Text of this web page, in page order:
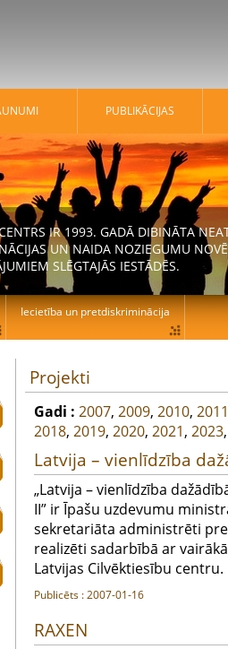
Projekti
Gadi : 2007, 2009, 2010, 2011
2018, 2019, 2020, 2021, 2023
Latvija – vienlīdzība
„Latvija – vienlīdzība
II” ir Īpašu uzdevumu
sekretariāta administrēti
realizēti sadarbībā ar
Latvijas Cilvēktiesību
Publicēts : 2007-01-16
RAXEN
PUBLIKĀCIJAS
IR 1993. GADĀ DIBINĀTA
UN NAIDA NOZIEGUMU
SLĒGTAJĀS IESTĀDĒS.
Iecietība un pretdiskriminācija